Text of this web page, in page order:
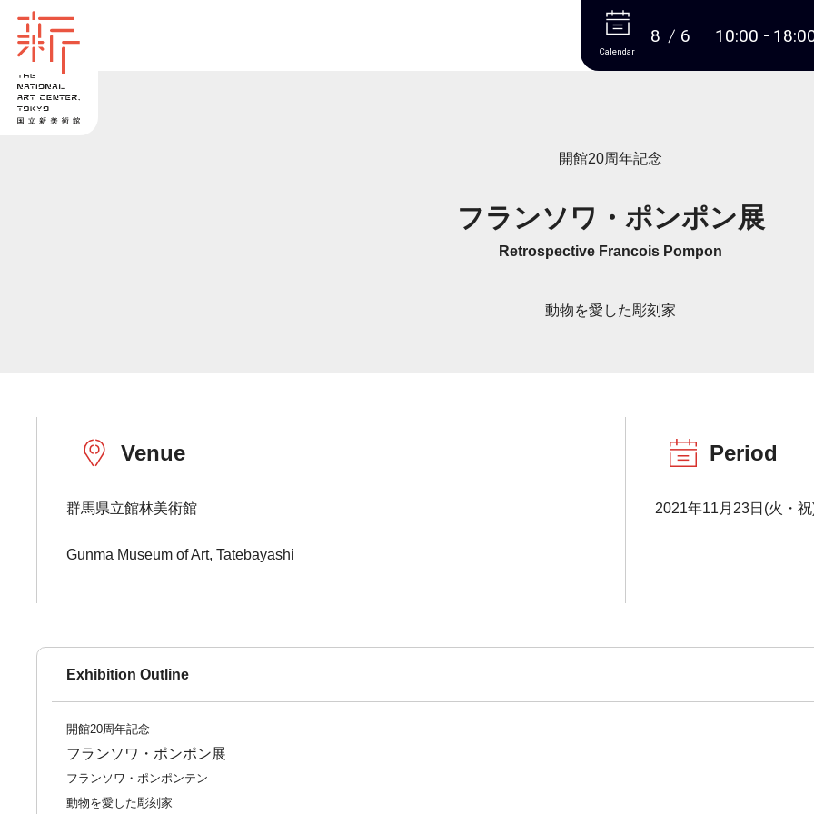
More
Calendar
8 6 10:00
開館20周年記念
フランソワ・ポンポン展
Retrospective Francois Pompon
動物を愛した彫刻家
Venue
群馬県立館林美術館
Gunma Museum of Art, Tatebayashi
Period
2021年11月23日(火・
Exhibition Outline
開館20周年記念
フランソワ・ポンポン展
フランソワ・ポンポンテン
動物を愛した彫刻家